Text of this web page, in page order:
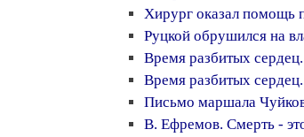
Хирург оказал помощь
Руцкой обрушился на
Время разбитых
Время разбитых
Письмо маршала
В. Ефремов. Смерть -